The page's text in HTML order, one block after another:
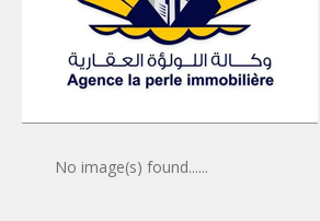
No image(s) found......